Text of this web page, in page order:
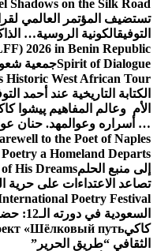
Shadows on the Silk Road
تستضيف المؤتمر العالمي
التوفيقالكونية الروسية…
2026 in Benin Republic.
Spirit of Dialogueجمعية شعوب
Historic West African Tour
الكتابة التاريخية عند أحمد
الأم وعالم المفاهيم پیشوا
… أسراره وعوالمهد. حنان
to the Poet of Naples
a Homeland Departs
إلى منبع الحلمHis Dreams
تصاعد الاعتداءات على حرية
Poetry Festival
السعودية في دورته الـ12: حضورٌ عالمي ونجاحٌ يحتذى به
كاكي«Шёлковый путь»
الثقافي “طريق الحرير”